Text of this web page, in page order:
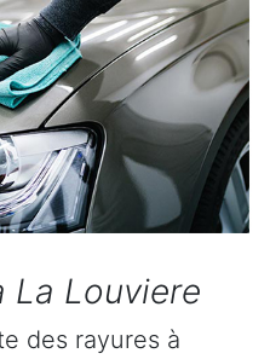
La Louviere
des rayures à